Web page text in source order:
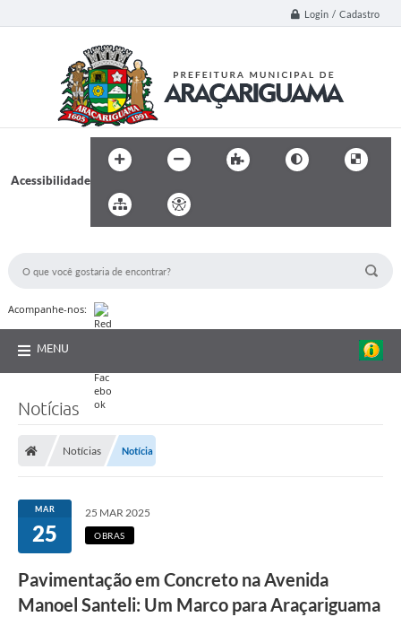
Login / Cadastro
Acessibilidade
Acompanhe-nos:
MENU
Notícias
Notícias Notícia
MAR
25
25 MAR 2025
OBRAS
Pavimentação em Concreto na Avenida
Manoel Santeli: Um Marco para Araçariguama